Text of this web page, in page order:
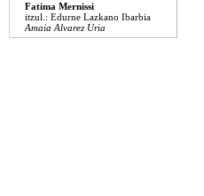
Fatima Mernissi
itzul.: Edurne Lazkano Ibarbia
Amaia Alvarez Uria